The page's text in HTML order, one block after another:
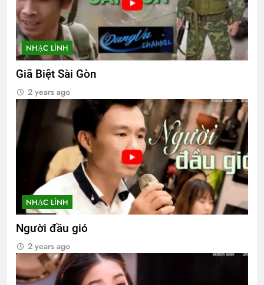
NHẠC LÍNH
Giã Biệt Sài Gòn
2 years ago
NHẠC LÍNH
Người đầu gió
2 years ago